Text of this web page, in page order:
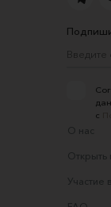
с
О нас
Открыть
Участие